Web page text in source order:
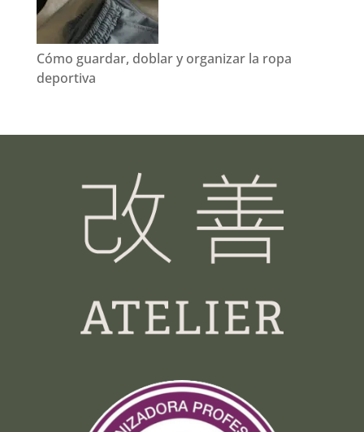
Cómo guardar, doblar y organizar la ropa
deportiva